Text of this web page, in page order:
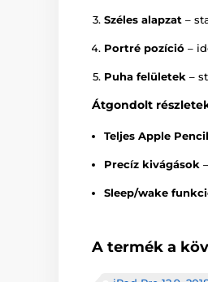
Széles alapzat –
Portré pozíció –
Puha felületek –
Átgondolt
Teljes Apple
Precíz kivágások
Sleep/wake
A termék a